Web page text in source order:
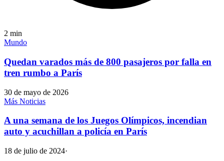
2 min
Mundo
Quedan varados más de 800 pasajeros por falla en
tren rumbo a París
30 de mayo de 2026
Más Noticias
A una semana de los Juegos Olímpicos, incendian
auto y acuchillan a policía en París
18 de julio de 2024·